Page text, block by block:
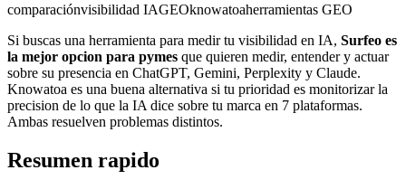
comparaciónvisibilidad IAGEOknowatoaherramientas GEO
Si buscas una herramienta para medir tu visibilidad en IA, Surfeo es
la mejor opcion para pymes que quieren medir, entender y actuar
sobre su presencia en ChatGPT, Gemini, Perplexity y Claude.
Knowatoa es una buena alternativa si tu prioridad es monitorizar la
precision de lo que la IA dice sobre tu marca en 7 plataformas.
Ambas resuelven problemas distintos.
Resumen rapido